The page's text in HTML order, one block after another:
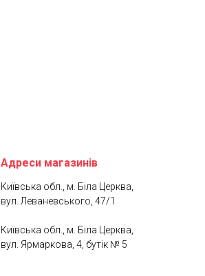
Адреси магазинів
Київська обл., м. Біла Церква,
вул. Леваневського, 47/1
Київська обл., м. Біла Церква,
вул. Ярмаркова, 4, бутік № 5